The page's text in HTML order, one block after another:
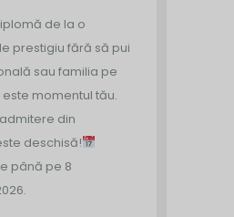
de la o
prestigiu fără să pui
sau familia pe
momentul tău.
din
deschisă!
până pe 8